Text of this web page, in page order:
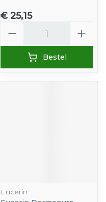
€ 25,15
Bestel
Eucerin